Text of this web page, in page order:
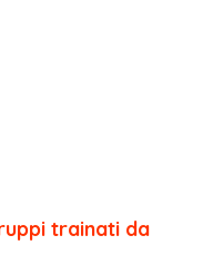
trainati da